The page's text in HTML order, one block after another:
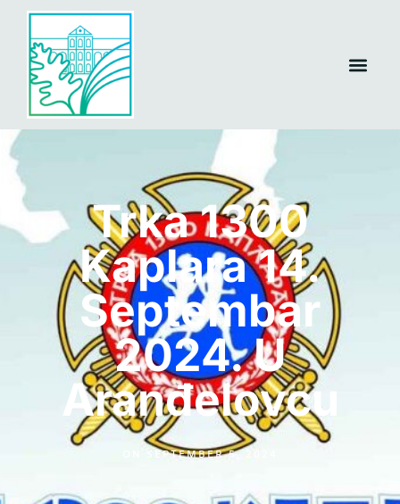
Trka 1300
Kaplara 14.
Septembar
2024. U
Aranđelovcu
SEPTEMBER 5, 2024